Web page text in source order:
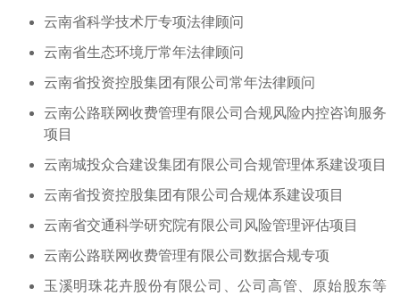
云南省科学技术厅专项法律顾问
云南省生态环境厅常年法律顾问
云南省投资控股集团有限公司常年法律顾问
云南公路联网收费管理有限公司合规风险内控咨询服务
项目
云南城投众合建设集团有限公司合规管理体系建设项目
云南省投资控股集团有限公司合规体系建设项目
云南省交通科学研究院有限公司风险管理评估项目
云南公路联网收费管理有限公司数据合规专项
玉溪明珠花卉股份有限公司、公司高管、原始股东等